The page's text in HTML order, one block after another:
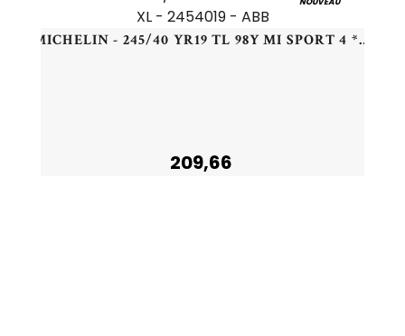
MICHELIN - 245/40 YR19 TL 98Y MI SPORT 4 * XL - 2454019 - ABB
209,66